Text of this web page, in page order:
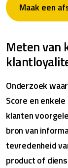
Maak een
Meten van
Onderzoek
Score en
klanten
bron van
tevredenheid
product of